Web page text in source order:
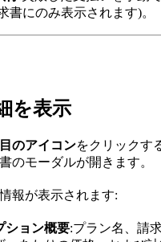
書にのみ表示されます)。
を表示
目のアイコンをクリックす
のモーダルが開きます。
報が表示されます:
ション概要:プラン名、請